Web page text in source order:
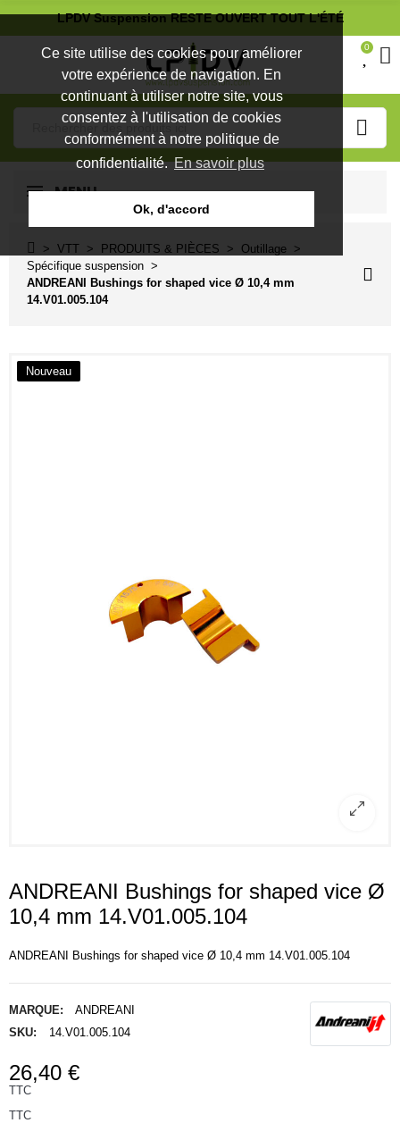
Ce site utilise des cookies pour améliorer
votre expérience de navigation. En
continuant à utiliser notre site, vous
consentez à l'utilisation de cookies
conformément à notre politique de
confidentialité.En savoir plus
Ok, d'accord
LPDV Suspension RESTE OUVERT TOUT L'ÉTÉ
0
MENU
VTT PRODUITS & PIÈCES
Outillage
Spécifique suspension
ANDREANI Bushings for shaped vice Ø 10,4 mm
14.V01.005.104
Nouveau
ANDREANI Bushings for shaped vice Ø
10,4 mm 14.V01.005.104
ANDREANI Bushings for shaped vice Ø 10,4 mm 14.V01.005.104
MARQUE:
ANDREANI
SKU:
14.V01.005.104
26,40 €
TTC
TTC